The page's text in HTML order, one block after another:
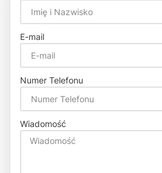
E-mail
Numer Telefonu
Wiadomość